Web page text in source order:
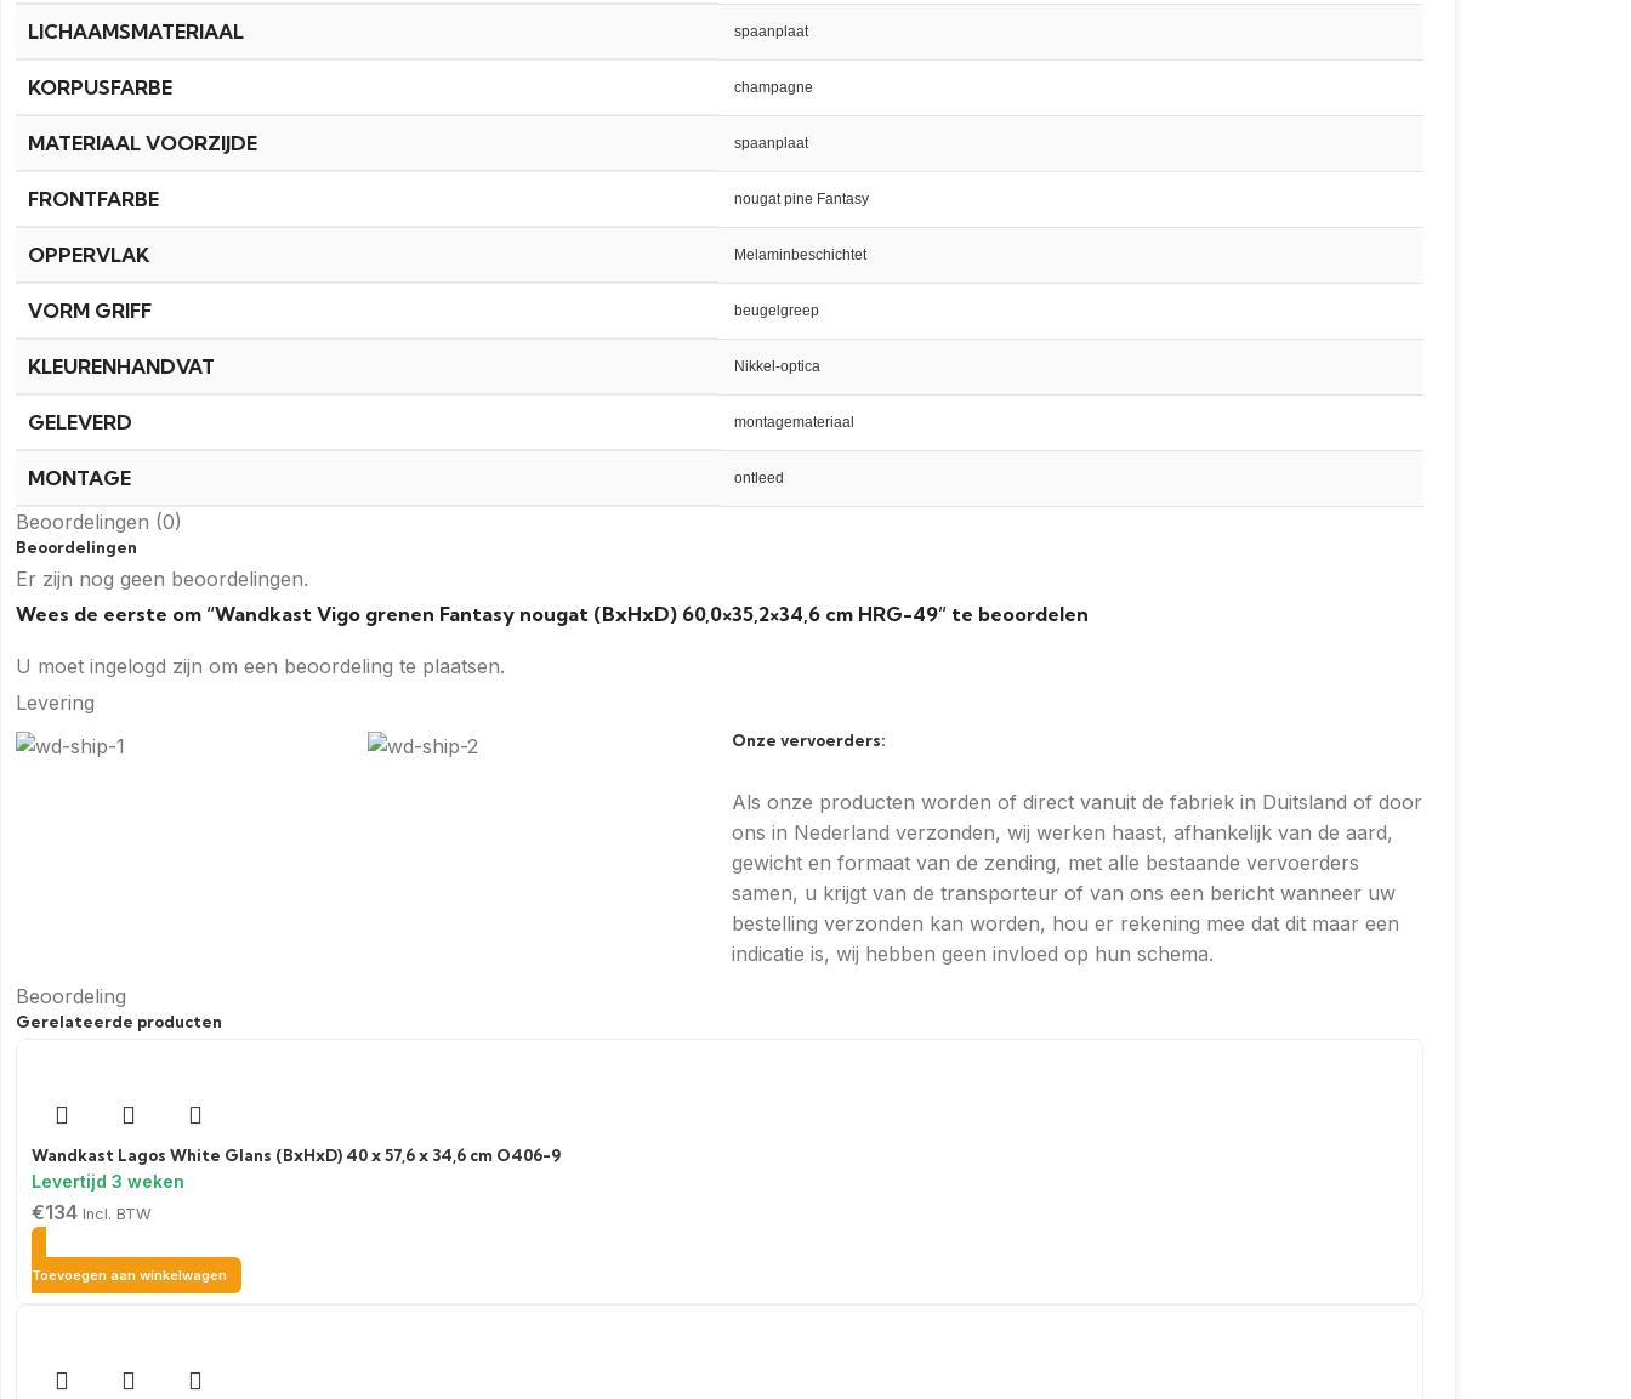
LICHAAMSMATERIAAL spaanplaat
KORPUSFARBE champagne
MATERIAAL VOORZIJDE spaanplaat
FRONTFARBE nougat pine Fantasy
OPPERVLAK Melaminbeschichtet
VORM GRIFF beugelgreep
KLEURENHANDVAT Nikkel-optica
GELEVERD montagemateriaal
MONTAGE ontleed
Beoordelingen (0)
Beoordelingen
Er zijn nog geen beoordelingen.
Wees de eerste om “Wandkast Vigo grenen Fantasy nougat (BxHxD) 60,0×35,2×34,6 cm HRG-49” te beoordelen
U moet ingelogd zijn om een beoordeling te plaatsen.
Levering
Onze vervoerders:
Als onze producten worden of direct vanuit de fabriek in Duitsland of door
ons in Nederland verzonden, wij werken haast, afhankelijk van de aard,
gewicht en formaat van de zending, met alle bestaande vervoerders
samen, u krijgt van de transporteur of van ons een bericht wanneer uw
bestelling verzonden kan worden, hou er rekening mee dat dit maar een
indicatie is, wij hebben geen invloed op hun schema.
Beoordeling
Gerelateerde producten
Wandkast Lagos White Glans (BxHxD) 40 x 57,6 x 34,6 cm O406-9
€134 Incl. BTW
Toevoegen aan winkelwagen